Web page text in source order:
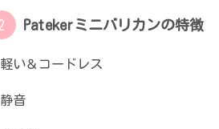
Patekerミニバリカンの特徴
軽い＆コードレス
静音